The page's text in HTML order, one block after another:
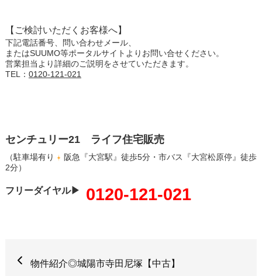
【ご検討いただくお客様へ】
下記電話番号、問い合わせメール、
またはSUUMO等ポータルサイトよりお問い合せください。
営業担当より詳細のご説明をさせていただきます。
TEL： 0120-121-021
センチュリー21 ライフ住宅販売
（駐車場有り
阪急『大宮駅』徒歩5分・市バス『大宮松原停』徒歩
2分）
フリーダイヤル▶ 0120-121-021
物件紹介◎城陽市寺田尼塚【中古】